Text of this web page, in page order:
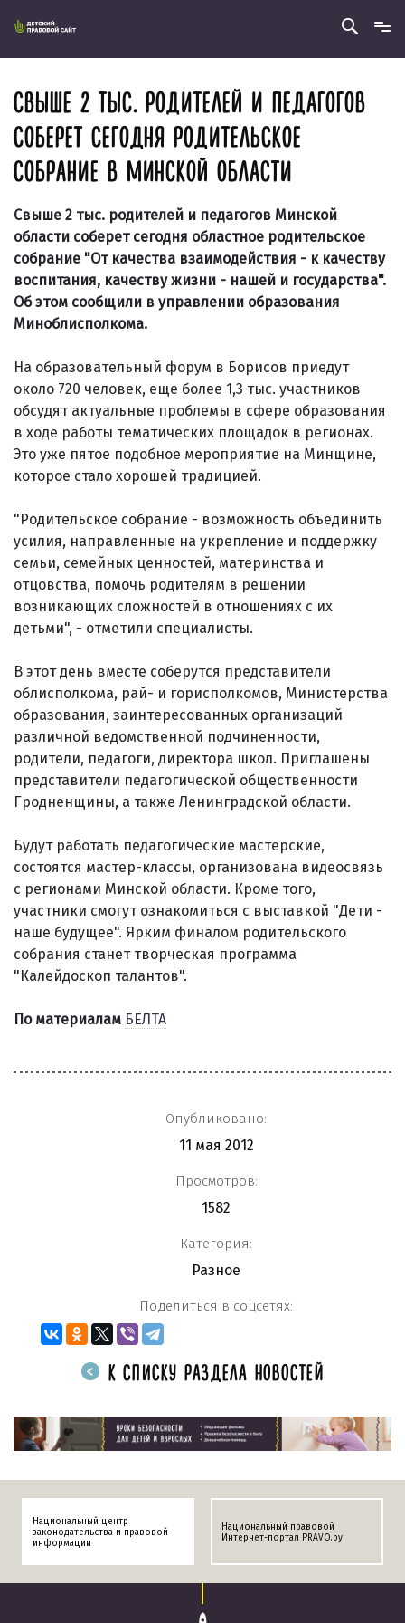
СВЫШЕ 2 ТЫС. РОДИТЕЛЕЙ И ПЕДАГОГОВ
СОБЕРЕТ СЕГОДНЯ РОДИТЕЛЬСКОЕ
СОБРАНИЕ В МИНСКОЙ ОБЛАСТИ
Свыше 2 тыс. родителей и педагогов Минской
области соберет сегодня областное родительское
собрание "От качества взаимодействия - к качеству
воспитания, качеству жизни - нашей и государства".
Об этом сообщили в управлении образования
Миноблисполкома.
На образовательный форум в Борисов приедут
около 720 человек, еще более 1,3 тыс. участников
обсудят актуальные проблемы в сфере образования
в ходе работы тематических площадок в регионах.
Это уже пятое подобное мероприятие на Минщине,
которое стало хорошей традицией.
"Родительское собрание - возможность объединить
усилия, направленные на укрепление и поддержку
семьи, семейных ценностей, материнства и
отцовства, помочь родителям в решении
возникающих сложностей в отношениях с их
детьми", - отметили специалисты.
В этот день вместе соберутся представители
облисполкома, рай- и горисполкомов, Министерства
образования, заинтересованных организаций
различной ведомственной подчиненности,
родители, педагоги, директора школ. Приглашены
представители педагогической общественности
Гродненщины, а также Ленинградской области.
Будут работать педагогические мастерские,
состоятся мастер-классы, организована видеосвязь
с регионами Минской области. Кроме того,
участники смогут ознакомиться с выставкой "Дети -
наше будущее". Ярким финалом родительского
собрания станет творческая программа
"Калейдоскоп талантов".
По материалам БЕЛТА
Опубликовано:
11 мая 2012
Просмотров:
1582
Категория:
Разное
Поделиться в соцсетях:
К СПИСКУ РАЗДЕЛА НОВОСТЕЙ
Национальный центр
законодательства и правовой
информации
Национальный правовой
Интернет-портал PRAVO.by